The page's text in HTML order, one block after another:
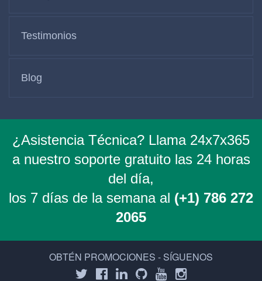
Testimonios
Blog
¿Asistencia Técnica? Llama 24x7x365
a nuestro soporte gratuito las 24 horas
del día,
los 7 días de la semana al (+1) 786 272
2065
OBTÉN PROMOCIONES - SÍGUENOS